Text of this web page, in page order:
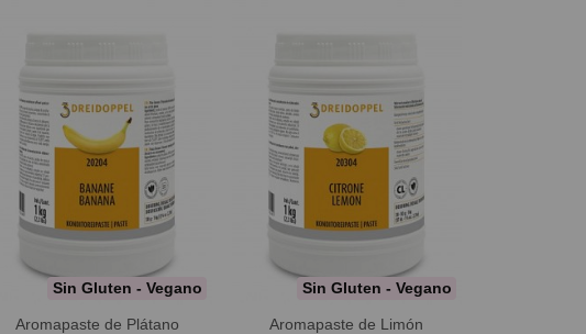
Sin Gluten - Vegano
Aromapaste de Plátano
Sin Gluten - Vegano
Aromapaste de Limón